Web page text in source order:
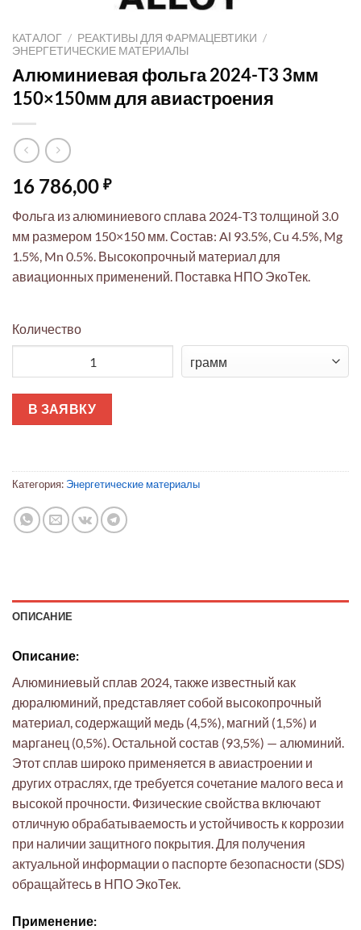
КАТАЛОГ / РЕАКТИВЫ ДЛЯ ФАРМАЦЕВТИКИ /
ЭНЕРГЕТИЧЕСКИЕ МАТЕРИАЛЫ
Алюминиевая фольга 2024-T3 3мм
150×150мм для авиастроения
16 786,00 ₽
Фольга из алюминиевого сплава 2024-T3 толщиной 3.0
мм размером 150×150 мм. Состав: Al 93.5%, Cu 4.5%, Mg
1.5%, Mn 0.5%. Высокопрочный материал для
авиационных применений. Поставка НПО ЭкоТек.
Количество
В ЗАЯВКУ
Категория: Энергетические материалы
ОПИСАНИЕ
Описание:
Алюминиевый сплав 2024, также известный как
дюралюминий, представляет собой высокопрочный
материал, содержащий медь (4,5%), магний (1,5%) и
марганец (0,5%). Остальной состав (93,5%) — алюминий.
Этот сплав широко применяется в авиастроении и
других отраслях, где требуется сочетание малого веса и
высокой прочности. Физические свойства включают
отличную обрабатываемость и устойчивость к коррозии
при наличии защитного покрытия. Для получения
актуальной информации о паспорте безопасности (SDS)
обращайтесь в НПО ЭкоТек.
Применение: